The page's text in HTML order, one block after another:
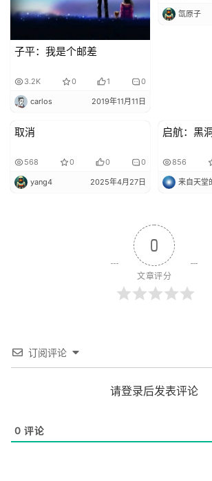
子平：我是个邮差
3.2K 0 1 0
carlos 2019年11月11日
氙原子
投稿科幻小说
取消
568 0 0 0
yang4 2025年4月27日
科幻设定
启航：黑
856
来自天堂的陌
0
文章评分
订阅评论
请登录后发表评论
0 评论